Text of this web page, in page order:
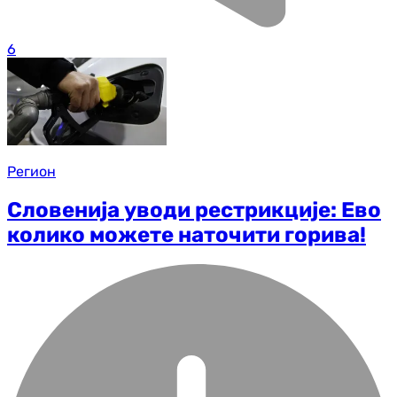
6
Регион
Словенија уводи рестрикције: Ево
колико можете наточити горива!